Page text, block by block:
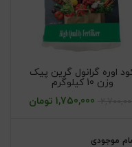
اوره گرانول گرین پیک
وزن 10 کیلوگرم
1,750,000 تومان
موجودی